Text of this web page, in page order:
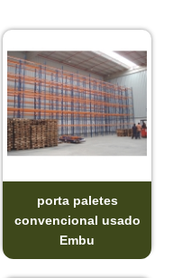
porta paletes
convencional usado
Embu